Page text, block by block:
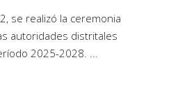
se realizó la ceremonia
autoridades distritales
2025-2028.